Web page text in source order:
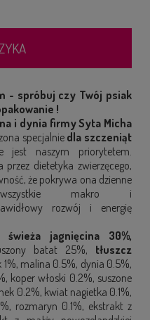
- spróbuj czy Twój psiak
!
i dynia firmy Syta Micha
specjalniedla szczeniąt
jest naszym priorytetem.
dietetyka zwierzęcego,
że pokrywa ona dzienne
makro i
rozwój i energię
świeża jagnięcina 30%,
batat 25%, tłuszcz
1%, malina 0.5%, dynia 0.5%,
koper włoski 0.2%, suszone
0.2%, kwiat nagietka 0.1%,
rozmaryn 0.1%, ekstrakt z